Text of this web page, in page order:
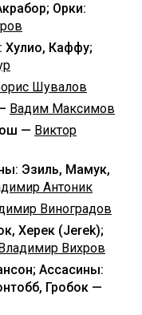
Орки:
Хулио, Каффу;
Шувалов
Вадим Максимов
— Виктор
Эзиль, Мамук,
Антоник
Виноградов
Херек (Jerek);
Вихров
Ассасины:
Гробок —